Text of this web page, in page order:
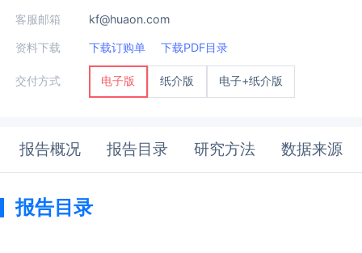
客服邮箱 kf@huaon.com
资料下载 下载订购单 下载PDF目录
交付方式 电子版 纸介版 电子+纸介版
报告概况 报告目录 研究方法 数据来源
报告目录